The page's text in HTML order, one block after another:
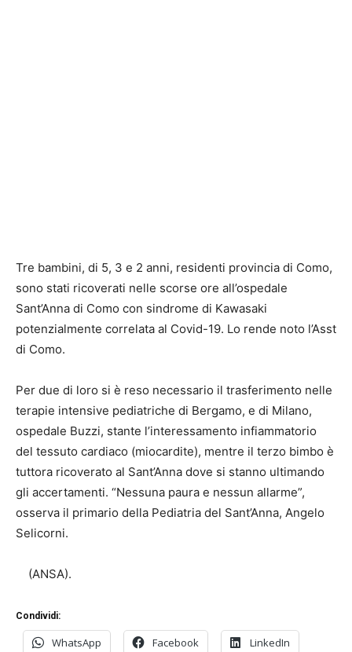
Tre bambini, di 5, 3 e 2 anni, residenti provincia di Como,
sono stati ricoverati nelle scorse ore all’ospedale
Sant’Anna di Como con sindrome di Kawasaki
potenzialmente correlata al Covid-19. Lo rende noto l’Asst
di Como.
Per due di loro si è reso necessario il trasferimento nelle
terapie intensive pediatriche di Bergamo, e di Milano,
ospedale Buzzi, stante l’interessamento infiammatorio
del tessuto cardiaco (miocardite), mentre il terzo bimbo è
tuttora ricoverato al Sant’Anna dove si stanno ultimando
gli accertamenti. “Nessuna paura e nessun allarme”,
osserva il primario della Pediatria del Sant’Anna, Angelo
Selicorni.
(ANSA).
Condividi:
WhatsApp Facebook LinkedIn